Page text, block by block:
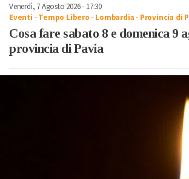
Venerdì, 7 Agosto 2026 - 17:30
Eventi -Tempo Libero -Lombardia- Provincia di
Cosa fare sabato 8 e domenica 9
provincia di Pavia